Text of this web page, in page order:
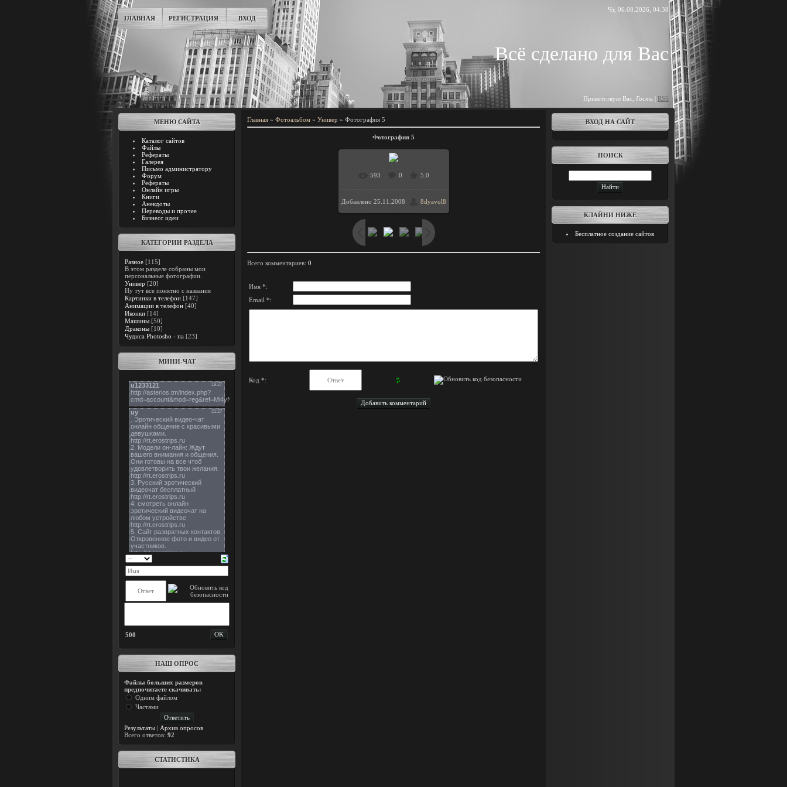
ГЛАВНАЯ РЕГИСТРАЦИЯ ВХОД
Чт, 06.08.2026, 04:38
Всё сделано для Вас
Приветствую Вас Гость | RSS
МЕНЮ САЙТА
Каталог сайтов
Файлы
Рефераты
Галерея
Письмо администратору
Форум
Рефераты
Онлайн игры
Книги
Анекдоты
Переводы и прочее
Бизнесс идеи
КАТЕГОРИИ РАЗДЕЛА
Разное [115]
В этом разделе собраны мои
персональные фотографии.
Универ [20]
Ну тут все понятно с названия
Картинки в телефон [147]
Анимации в телефон [40]
Иконки [14]
Машины [50]
Драконы [10]
Чудиса Photosho - па [23]
МИНИ-ЧАТ
500
НАШ ОПРОС
Файлы больших размеров
предпочитаете скачивать:
Одним файлом
Частями
Результаты | Архив опросов
Всего ответов: 92
СТАТИСТИКА
Главная » Фотоальбом » Универ » Фотография 5
Фотография 5
В реальном размере
800x600/ 179.6Kb
593 0 5.0
Добавлено 25.11.2008 8dyavol8
Всего комментариев: 0
Имя *:
Email *:
Код *:
ВХОД НА САЙТ
ПОИСК
КЛАЙНИ НИЖЕ
Бесплатное создание сайтов